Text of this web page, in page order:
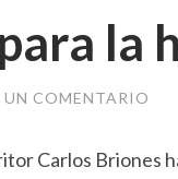
la
UN COMENTARIO
Carlos Briones